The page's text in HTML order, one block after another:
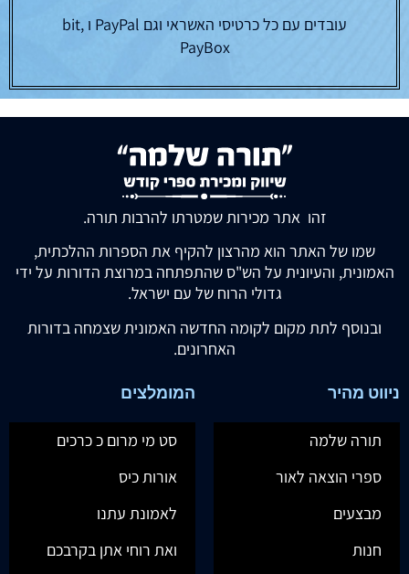
עובדים עם כל כרטיסי האשראי וגם PayPal ו bit,
PayBox
זהו אתר מכירות שמטרתו להרבות תורה.
שמו של האתר הוא מהרצון להקיף את הספרות ההלכתית,
האמונית, והעיונית על הש"ס שהתפתחה במרוצת הדורות על ידי
גדולי הרוח של עם ישראל.
ובנוסף לתת מקום לקומה החדשה האמונית שצמחה בדורות
האחרונים.
ניווט מהיר
תורה שלמה
ספרי הוצאה לאור
מבצעים
חנות
המומלצים
סט מי מרום כ כרכים
אורות כיס
לאמונת עתנו
ואת רוחי אתן בקרבכם